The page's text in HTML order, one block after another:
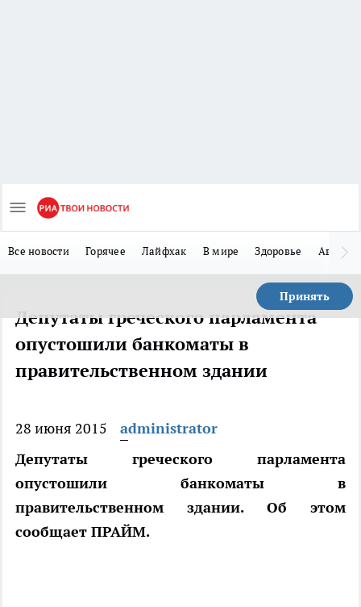
Все новости Горячее Лайфхак В мире Здоровье Авто
Принять
Депутаты греческого парламента
опустошили банкоматы в
правительственном здании
28 июня 2015
administrator
Депутаты греческого парламента
опустошили банкоматы в
правительственном здании. Об этом
сообщает ПРАЙМ.